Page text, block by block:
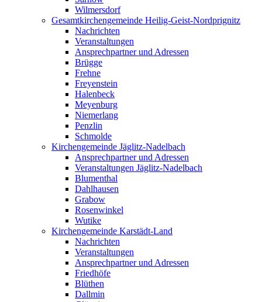
Wilmersdorf
Gesamtkirchengemeinde Heilig-Geist-Nordprignitz
Nachrichten
Veranstaltungen
Ansprechpartner und Adressen
Brügge
Frehne
Freyenstein
Halenbeck
Meyenburg
Niemerlang
Penzlin
Schmolde
Kirchengemeinde Jäglitz-Nadelbach
Ansprechpartner und Adressen
Veranstaltungen Jäglitz-Nadelbach
Blumenthal
Dahlhausen
Grabow
Rosenwinkel
Wutike
Kirchengemeinde Karstädt-Land
Nachrichten
Veranstaltungen
Ansprechpartner und Adressen
Friedhöfe
Blüthen
Dallmin